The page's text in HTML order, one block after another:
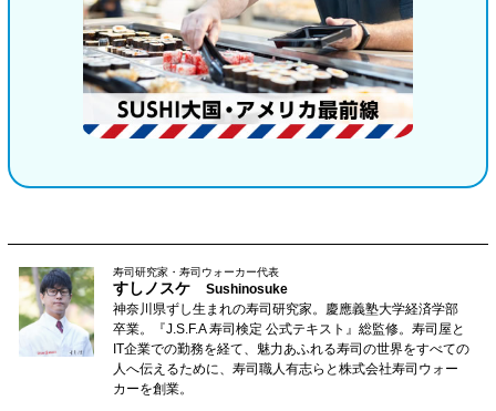
寿司研究家・寿司ウォーカー代表
すしノスケ
Sushinosuke
神奈川県ずし生まれの寿司研究家。慶應義塾大学経済学部
卒業。『J.S.F.A 寿司検定 公式テキスト』総監修。寿司屋と
IT企業での勤務を経て、魅力あふれる寿司の世界をすべての
人へ伝えるために、寿司職人有志らと株式会社寿司ウォー
カーを創業。